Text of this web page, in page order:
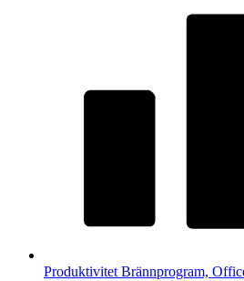
Produktivitet Brännprogram,